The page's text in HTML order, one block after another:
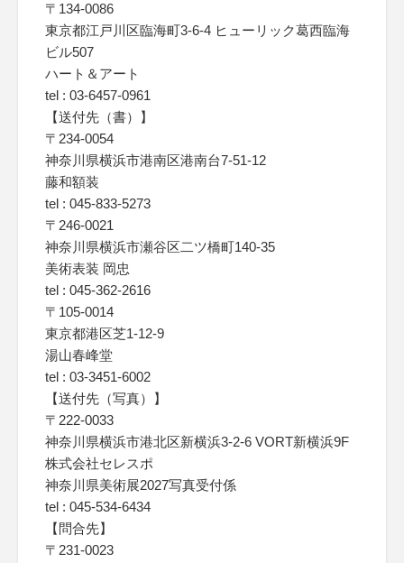
〒134-0086
東京都江戸川区臨海町3-6-4 ヒューリック葛西臨海
ビル507
ハート＆アート
tel : 03-6457-0961
【送付先（書）】
〒234-0054
神奈川県横浜市港南区港南台7-51-12
藤和額装
tel : 045-833-5273
〒246-0021
神奈川県横浜市瀬谷区二ツ橋町140-35
美術表装 岡忠
tel : 045-362-2616
〒105-0014
東京都港区芝1-12-9
湯山春峰堂
tel : 03-3451-6002
【送付先（写真）】
〒222-0033
神奈川県横浜市港北区新横浜3-2-6 VORT新横浜9F
株式会社セレスポ
神奈川県美術展2027写真受付係
tel : 045-534-6434
【問合先】
〒231-0023